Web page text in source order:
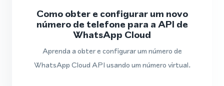
Como obter e configurar um novo
número de telefone para a API de
WhatsApp Cloud
Aprenda a obter e configurar um número de
WhatsApp Cloud API usando um número virtual.